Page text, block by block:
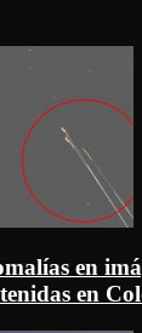
en
en